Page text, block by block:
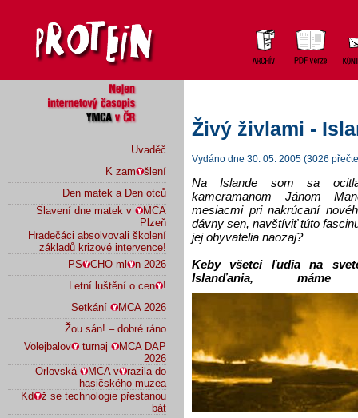
Uvaděč
K zam
šlení
Den matek a Den otců
Slavení dne matek v
MCA
Plzeň
Hradečáci absolvovali školení
základů krizové intervence!
PS
CHO ml
n 2026
Letní luštění o cen
!
Setkání
MCA 2026
Žou sán! – dobré ráno
Volejbalov
turnaj
MCA DAP
2026
Orlovská
MCA v
razila do
hasičského muzea
Kd
ž se technologie přestanou
bát
Živý živlami -
Vydáno dne 30. 05. 2005 (3026
Na Islande som sa
kameramanom Jánom
mesiacmi pri nakrúcaní
dávny sen, navštíviť túto
jej obyvatelia naozaj?
Keby všetci ľudia na
Islanďania,